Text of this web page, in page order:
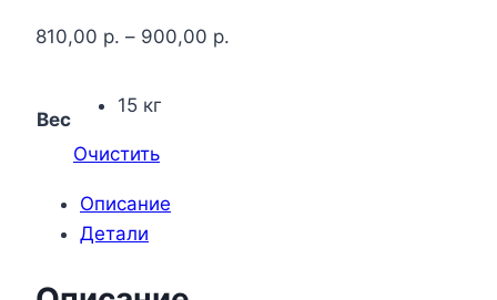
810,00 р. – 900,00 р.
Вес
15 кг
Очистить
Описание
Детали